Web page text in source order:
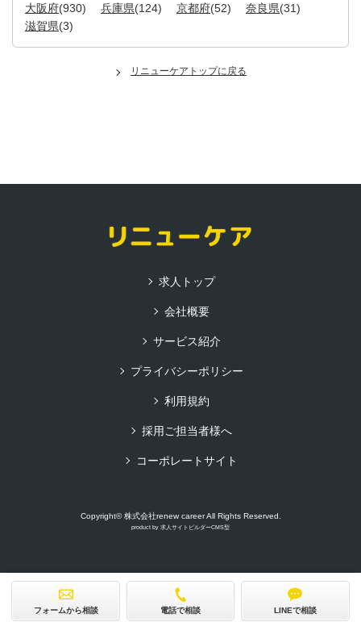
大阪府(930) 兵庫県(124) 京都府(52) 奈良県(31)
滋賀県(3)
リニューケアトップに戻る
フォームから相談 電話で相談 LINEで相談
求人トップ
会社概要
サービス紹介
プライバシーポリシー
利用規約
採用ご担当者様へ
コーポレートサイト
Copyright© 株式会社renew career All Rights Reserved.
product by 求人サイトビルダーCMS型